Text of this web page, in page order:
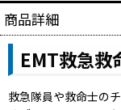
商品詳細
EMT救急救
救急隊員や救命士の